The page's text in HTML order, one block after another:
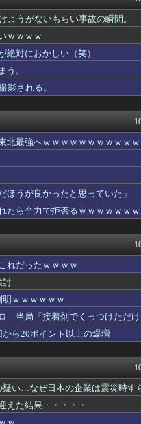
アル
る」 東京・高田...
みそ
え
事故が起きたら...
登
戦（ビジター）
された認識...
ろうじて100...
韓
ニ
てみたものの...
【
した方がいいと...
カ
の彼女...
あ
た
ったんだけど、...
衝撃
鬼女
鬼女
「嘘だろ」...
ラビ
たのがキッカケで...
奥様
を見てしま... 素
ようがないもらい事故の瞬間。
ｗｗｗｗ
絶対におかしい（笑）
う。
影される。
北最強へｗｗｗｗｗｗｗｗｗｗｗ
うが良かったと思っていた」
たら全力で拒否るｗｗｗｗｗｗ
れだったｗｗｗｗ
討
ｗｗｗｗｗｗ
当局「接着剤でくっつけただけ
ら20ポイント以上の爆増
い…なぜ日本の企業は震災時す
えた結果・・・・・